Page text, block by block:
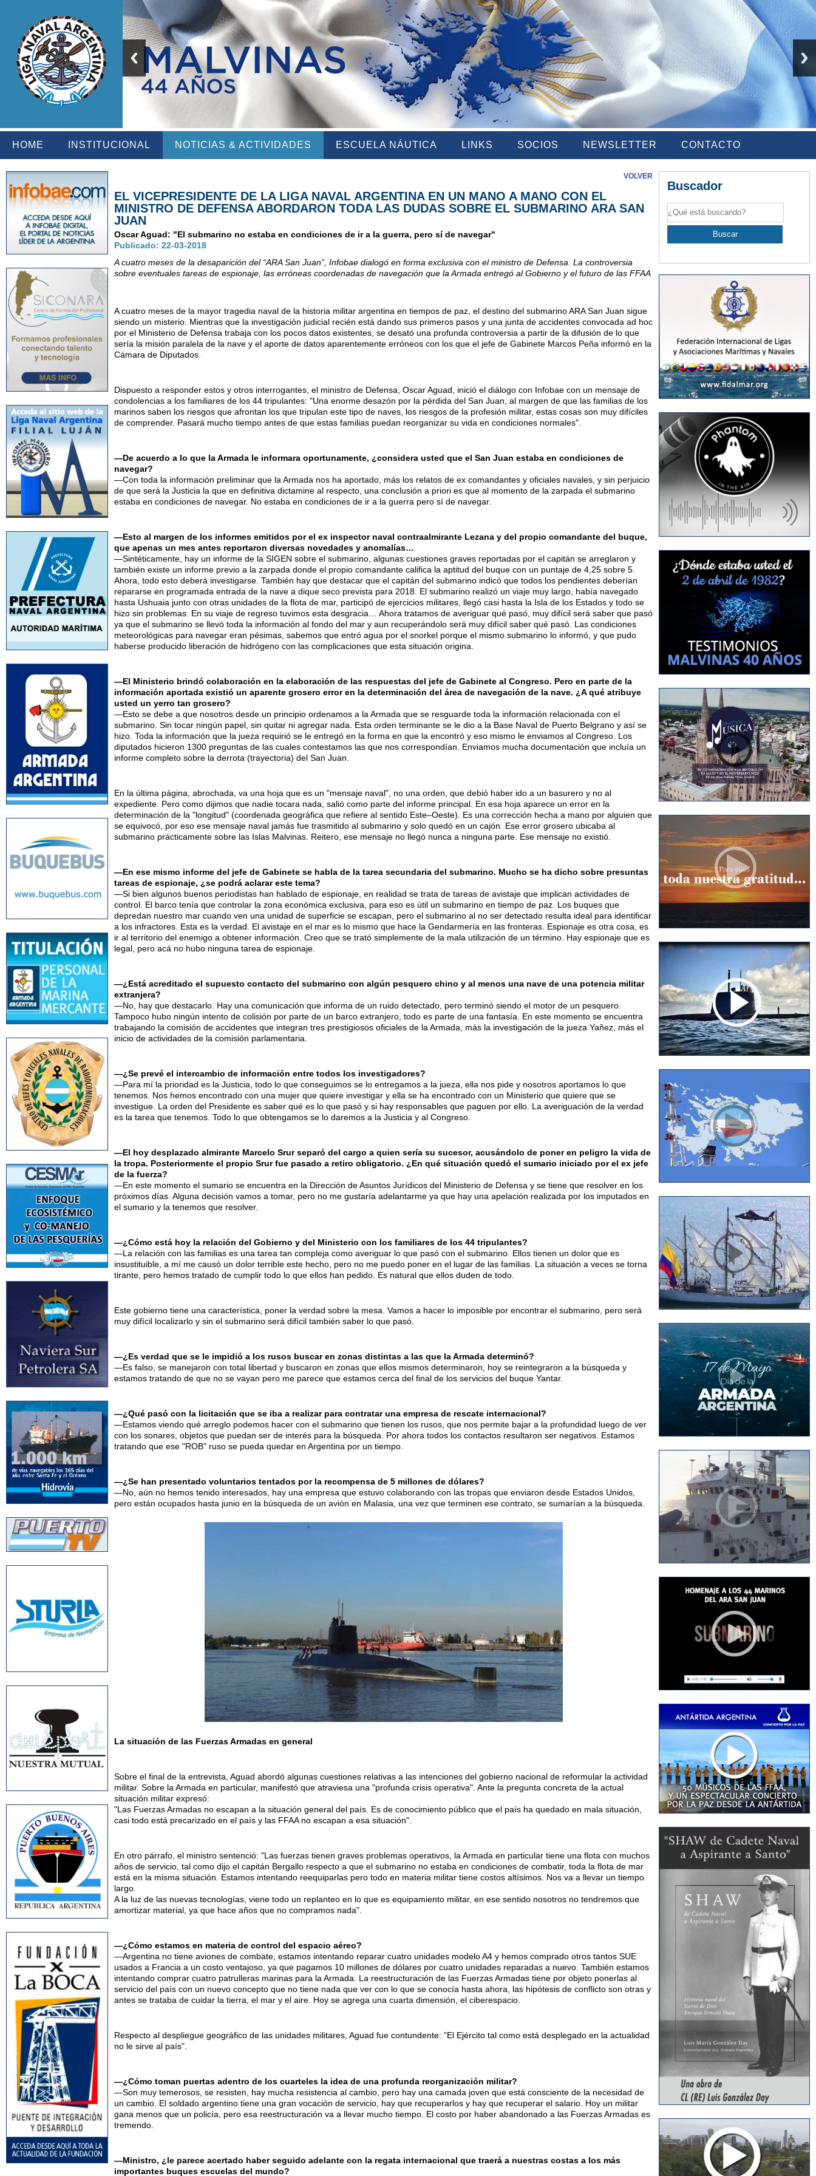
HOME INSTITUCIONAL NOTICIAS & ACTIVIDADES ESCUELA NÁUTICA LINKS SOCIOS NEWSLETTER CONTACTO
VOLVER
EL VICEPRESIDENTE DE LA LIGA NAVAL ARGENTINA EN UN MANO A MANO CON EL
MINISTRO DE DEFENSA ABORDARON TODA LAS DUDAS SOBRE EL SUBMARINO ARA SAN
JUAN
Oscar Aguad: "El submarino no estaba en condiciones de ir a la guerra, pero sí de navegar"
Publicado: 22-03-2018
A cuatro meses de la desaparición del “ARA San Juan”, Infobae dialogó en forma exclusiva con el ministro de Defensa. La controversia
sobre eventuales tareas de espionaje, las erróneas coordenadas de navegación que la Armada entregó al Gobierno y el futuro de las FFAA
A cuatro meses de la mayor tragedia naval de la historia militar argentina en tiempos de paz, el destino del submarino ARA San Juan sigue
siendo un misterio. Mientras que la investigación judicial recién está dando sus primeros pasos y una junta de accidentes convocada ad hoc
por el Ministerio de Defensa trabaja con los pocos datos existentes, se desató una profunda controversia a partir de la difusión de lo que
sería la misión paralela de la nave y el aporte de datos aparentemente erróneos con los que el jefe de Gabinete Marcos Peña informó en la
Cámara de Diputados.
Dispuesto a responder estos y otros interrogantes, el ministro de Defensa, Oscar Aguad, inició el diálogo con Infobae con un mensaje de
condolencias a los familiares de los 44 tripulantes: "Una enorme desazón por la pérdida del San Juan, al margen de que las familias de los
marinos saben los riesgos que afrontan los que tripulan este tipo de naves, los riesgos de la profesión militar, estas cosas son muy difíciles
de comprender. Pasará mucho tiempo antes de que estas familias puedan reorganizar su vida en condiciones normales".
—De acuerdo a lo que la Armada le informara oportunamente, ¿considera usted que el San Juan estaba en condiciones de
navegar?
—Con toda la información preliminar que la Armada nos ha aportado, más los relatos de ex comandantes y oficiales navales, y sin perjuicio
de que será la Justicia la que en definitiva dictamine al respecto, una conclusión a priori es que al momento de la zarpada el submarino
estaba en condiciones de navegar. No estaba en condiciones de ir a la guerra pero sí de navegar.
—Esto al margen de los informes emitidos por el ex inspector naval contraalmirante Lezana y del propio comandante del buque,
que apenas un mes antes reportaron diversas novedades y anomalías…
—Sintéticamente, hay un informe de la SIGEN sobre el submarino, algunas cuestiones graves reportadas por el capitán se arreglaron y
también existe un informe previo a la zarpada donde el propio comandante califica la aptitud del buque con un puntaje de 4,25 sobre 5.
Ahora, todo esto deberá investigarse. También hay que destacar que el capitán del submarino indicó que todos los pendientes deberían
repararse en programada entrada de la nave a dique seco prevista para 2018. El submarino realizó un viaje muy largo, había navegado
hasta Ushuaia junto con otras unidades de la flota de mar, participó de ejercicios militares, llegó casi hasta la Isla de los Estados y todo se
hizo sin problemas. En su viaje de regreso tuvimos esta desgracia… Ahora tratamos de averiguar qué pasó, muy difícil será saber que pasó
ya que el submarino se llevó toda la información al fondo del mar y aun recuperándolo será muy difícil saber qué pasó. Las condiciones
meteorológicas para navegar eran pésimas, sabemos que entró agua por el snorkel porque el mismo submarino lo informó, y que pudo
haberse producido liberación de hidrógeno con las complicaciones que esta situación origina.
—El Ministerio brindó colaboración en la elaboración de las respuestas del jefe de Gabinete al Congreso. Pero en parte de la
información aportada existió un aparente grosero error en la determinación del área de navegación de la nave. ¿A qué atribuye
usted un yerro tan grosero?
—Esto se debe a que nosotros desde un principio ordenamos a la Armada que se resguarde toda la información relacionada con el
submarino. Sin tocar ningún papel, sin quitar ni agregar nada. Esta orden terminante se le dio a la Base Naval de Puerto Belgrano y así se
hizo. Toda la información que la jueza requirió se le entregó en la forma en que la encontró y eso mismo le enviamos al Congreso. Los
diputados hicieron 1300 preguntas de las cuales contestamos las que nos correspondían. Enviamos mucha documentación que incluía un
informe completo sobre la derrota (trayectoria) del San Juan.
En la última página, abrochada, va una hoja que es un "mensaje naval", no una orden, que debió haber ido a un basurero y no al
expediente. Pero como dijimos que nadie tocara nada, salió como parte del informe principal. En esa hoja aparece un error en la
determinación de la "longitud" (coordenada geográfica que refiere al sentido Este–Oeste). Es una corrección hecha a mano por alguien que
se equivocó, por eso ese mensaje naval jamás fue trasmitido al submarino y solo quedó en un cajón. Ese error grosero ubicaba al
submarino prácticamente sobre las Islas Malvinas. Reitero, ese mensaje no llegó nunca a ninguna parte. Ese mensaje no existió.
—En ese mismo informe del jefe de Gabinete se habla de la tarea secundaria del submarino. Mucho se ha dicho sobre presuntas
tareas de espionaje, ¿se podrá aclarar este tema?
—Si bien algunos buenos periodistas han hablado de espionaje, en realidad se trata de tareas de avistaje que implican actividades de
control. El barco tenía que controlar la zona económica exclusiva, para eso es útil un submarino en tiempo de paz. Los buques que
depredan nuestro mar cuando ven una unidad de superficie se escapan, pero el submarino al no ser detectado resulta ideal para identificar
a los infractores. Esta es la verdad. El avistaje en el mar es lo mismo que hace la Gendarmería en las fronteras. Espionaje es otra cosa, es
ir al territorio del enemigo a obtener información. Creo que se trató simplemente de la mala utilización de un término. Hay espionaje que es
legal, pero acá no hubo ninguna tarea de espionaje.
—¿Está acreditado el supuesto contacto del submarino con algún pesquero chino y al menos una nave de una potencia militar
extranjera?
—No, hay que destacarlo. Hay una comunicación que informa de un ruido detectado, pero terminó siendo el motor de un pesquero.
Tampoco hubo ningún intento de colisión por parte de un barco extranjero, todo es parte de una fantasía. En este momento se encuentra
trabajando la comisión de accidentes que integran tres prestigiosos oficiales de la Armada, más la investigación de la jueza Yañez, más el
inicio de actividades de la comisión parlamentaria.
—¿Se prevé el intercambio de información entre todos los investigadores?
—Para mí la prioridad es la Justicia, todo lo que conseguimos se lo entregamos a la jueza, ella nos pide y nosotros aportamos lo que
tenemos. Nos hemos encontrado con una mujer que quiere investigar y ella se ha encontrado con un Ministerio que quiere que se
investigue. La orden del Presidente es saber qué es lo que pasó y si hay responsables que paguen por ello. La averiguación de la verdad
es la tarea que tenemos. Todo lo que obtengamos se lo daremos a la Justicia y al Congreso.
—El hoy desplazado almirante Marcelo Srur separó del cargo a quien sería su sucesor, acusándolo de poner en peligro la vida de
la tropa. Posteriormente el propio Srur fue pasado a retiro obligatorio. ¿En qué situación quedó el sumario iniciado por el ex jefe
de la fuerza?
—En este momento el sumario se encuentra en la Dirección de Asuntos Jurídicos del Ministerio de Defensa y se tiene que resolver en los
próximos días. Alguna decisión vamos a tomar, pero no me gustaría adelantarme ya que hay una apelación realizada por los imputados en
el sumario y la tenemos que resolver.
—¿Cómo está hoy la relación del Gobierno y del Ministerio con los familiares de los 44 tripulantes?
—La relación con las familias es una tarea tan compleja como averiguar lo que pasó con el submarino. Ellos tienen un dolor que es
insustituible, a mí me causó un dolor terrible este hecho, pero no me puedo poner en el lugar de las familias. La situación a veces se torna
tirante, pero hemos tratado de cumplir todo lo que ellos han pedido. Es natural que ellos duden de todo.
Este gobierno tiene una característica, poner la verdad sobre la mesa. Vamos a hacer lo imposible por encontrar el submarino, pero será
muy difícil localizarlo y sin el submarino será difícil también saber lo que pasó.
—¿Es verdad que se le impidió a los rusos buscar en zonas distintas a las que la Armada determinó?
—Es falso, se manejaron con total libertad y buscaron en zonas que ellos mismos determinaron, hoy se reintegraron a la búsqueda y
estamos tratando de que no se vayan pero me parece que estamos cerca del final de los servicios del buque Yantar.
—¿Qué pasó con la licitación que se iba a realizar para contratar una empresa de rescate internacional?
—Estamos viendo qué arreglo podemos hacer con el submarino que tienen los rusos, que nos permite bajar a la profundidad luego de ver
con los sonares, objetos que puedan ser de interés para la búsqueda. Por ahora todos los contactos resultaron ser negativos. Estamos
tratando que ese "ROB" ruso se pueda quedar en Argentina por un tiempo.
—¿Se han presentado voluntarios tentados por la recompensa de 5 millones de dólares?
—No, aún no hemos tenido interesados, hay una empresa que estuvo colaborando con las tropas que enviaron desde Estados Unidos,
pero están ocupados hasta junio en la búsqueda de un avión en Malasia, una vez que terminen ese contrato, se sumarían a la búsqueda.
La situación de las Fuerzas Armadas en general
Sobre el final de la entrevista, Aguad abordó algunas cuestiones relativas a las intenciones del gobierno nacional de reformular la actividad
militar. Sobre la Armada en particular, manifestó que atraviesa una "profunda crisis operativa". Ante la pregunta concreta de la actual
situación militar expresó:
"Las Fuerzas Armadas no escapan a la situación general del país. Es de conocimiento público que el país ha quedado en mala situación,
casi todo está precarizado en el país y las FFAA no escapan a esa situación".
En otro párrafo, el ministro sentenció: "Las fuerzas tienen graves problemas operativos, la Armada en particular tiene una flota con muchos
años de servicio, tal como dijo el capitán Bergallo respecto a que el submarino no estaba en condiciones de combatir, toda la flota de mar
está en la misma situación. Estamos intentando reequiparlas pero todo en materia militar tiene costos altísimos. Nos va a llevar un tiempo
largo.
A la luz de las nuevas tecnologías, viene todo un replanteo en lo que es equipamiento militar, en ese sentido nosotros no tendremos que
amortizar material, ya que hace años que no compramos nada".
—¿Cómo estamos en materia de control del espacio aéreo?
—Argentina no tiene aviones de combate, estamos intentando reparar cuatro unidades modelo A4 y hemos comprado otros tantos SUE
usados a Francia a un costo ventajoso, ya que pagamos 10 millones de dólares por cuatro unidades reparadas a nuevo. También estamos
intentando comprar cuatro patrulleras marinas para la Armada. La reestructuración de las Fuerzas Armadas tiene por objeto ponerlas al
servicio del país con un nuevo concepto que no tiene nada que ver con lo que se conocía hasta ahora, las hipótesis de conflicto son otras y
antes se trataba de cuidar la tierra, el mar y el aire. Hoy se agrega una cuarta dimensión, el ciberespacio.
Respecto al despliegue geográfico de las unidades militares, Aguad fue contundente: "El Ejército tal como está desplegado en la actualidad
no le sirve al país".
—¿Cómo toman puertas adentro de los cuarteles la idea de una profunda reorganización militar?
—Son muy temerosos, se resisten, hay mucha resistencia al cambio, pero hay una camada joven que está consciente de la necesidad de
un cambio. El soldado argentino tiene una gran vocación de servicio, hay que recuperarlos y hay que recuperar el salario. Hoy un militar
gana menos que un policía, pero esa reestructuración va a llevar mucho tiempo. El costo por haber abandonado a las Fuerzas Armadas es
tremendo.
—Ministro, ¿le parece acertado haber seguido adelante con la regata internacional que traerá a nuestras costas a los más
importantes buques escuelas del mundo?
Buscador